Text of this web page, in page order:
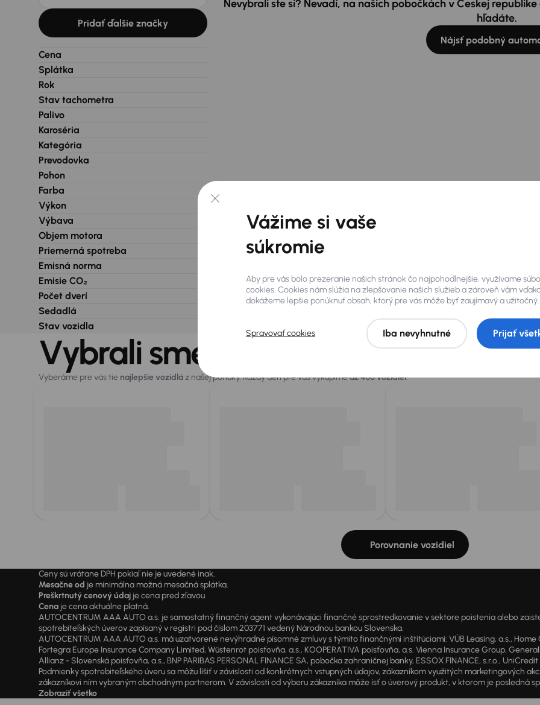
Pridať ďalšie značky
Cena
Splátka
Rok
Stav tachometra
Palivo
Karoséria
Kategória
Prevodovka
Pohon
Farba
Výkon
Výbava
Objem motora
Priemerná spotreba
Emisná norma
Emisie CO₂
Počet dverí
Sedadlá
Stav vozidla
Nevybrali ste si? Nevadí, na našich pobočkách v Českej
hľadáte.
Nájsť podobný
Vybrali sme pre vás
Vyberáme pre vás tie najlepšie vozidláz našej ponuky. Každý deň pre vás vykúpimeaž 400 vozidiel.
Porovnanie vozidiel
Ceny sú vrátane DPH pokiaľ nie je uvedené inak.
Mesačne od je minimálna možná mesačná splátka.
Preškrtnutý cenový údaj je cena pred zľavou.
Cena je cena aktuálne platná.
AUTOCENTRUM AAA AUTO a.s. je samostatný finančný agent vykonávajúci finančné sprostredkovanie v sektore poistenia alebo
spotrebiteľských úverov zapísaný v registri pod číslom 203771 vedený Národnou bankou Slovenska.
AUTOCENTRUM AAA AUTO a.s. má uzatvorené nevýhradné písomné zmluvy s týmito finančnými inštitúciami: VÚB Leasing, a.s.,
Fortegra Europe Insurance Company Limited, Wüstenrot poisťovňa, a.s., KOOPERATIVA poisťovňa, a.s. Vienna Insurance Group,
Allianz - Slovenská poisťovňa, a.s., BNP PARIBAS PERSONAL FINANCE SA, pobočka zahraničnej banky, ESSOX FINANCE, s.r.o.,
Podmienky spotrebiteľského úveru sa môžu líšiť v závislosti od konkrétnych vstupných údajov, zákazníkom využitých marketingových
zákazníkovi ním vybraným obchodným partnerom. V závislosti od výberu zákazníka môže ísť o úverový produkt, v ktorom je posledná
Zobraziť všetko
Vážime si vaše
súkromie
Aby pre vás bolo prezeranie našich stránok čo najpohodlnejšie, využívame
cookies. Cookies nám slúžia na zlepšovanie našich služieb a zároveň vám
dokážeme lepšie ponúknuť obsah, ktorý pre vás môže byť zaujímavý a užitočný.
Spravovať cookies Iba nevyhnutné Prijať